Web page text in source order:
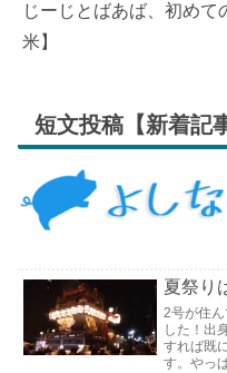
じーじとばあば、初め
米】
短文投稿【新着記
夏祭り
2号が住
した！出
すれば既
す。やっ